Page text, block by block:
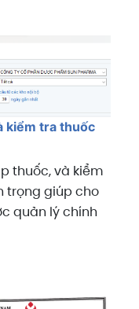
kiểm tra thuốc
thuốc, và kiểm
trọng giúp cho
quản lý chính